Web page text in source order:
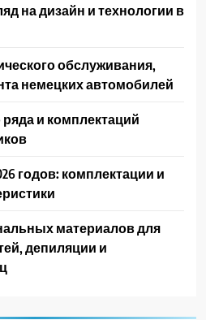
на дизайн и технологии в
обслуживания,
немецких автомобилей
и комплектаций
годов: комплектации и
материалов для
депиляции и